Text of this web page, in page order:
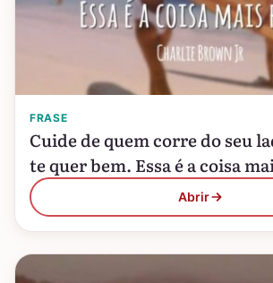
FRASE
Cuide de quem corre do seu
te quer bem. Essa é a coisa
Abrir